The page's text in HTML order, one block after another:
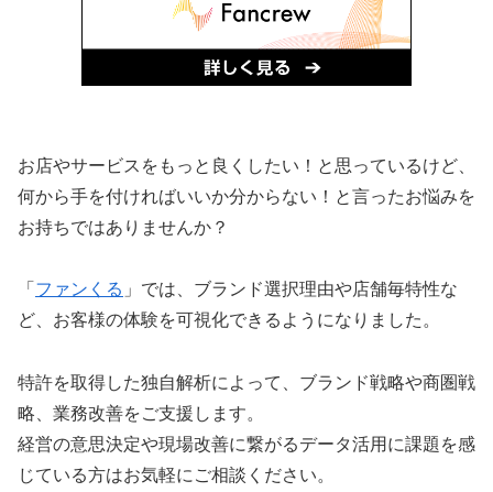
お店やサービスをもっと良くしたい！と思っているけど、
何から手を付ければいいか分からない！と言ったお悩みを
お持ちではありませんか？
「 ファンくる 」では、ブランド選択理由や店舗毎特性な
ど、お客様の体験を可視化できるようになりました。
特許を取得した独自解析によって、ブランド戦略や商圏戦
略、業務改善をご支援します。
経営の意思決定や現場改善に繋がるデータ活用に課題を感
じている方はお気軽にご相談ください。